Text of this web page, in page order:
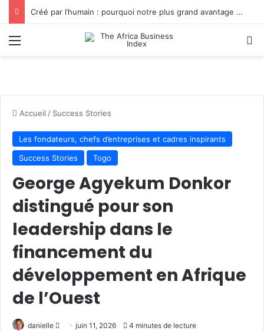
Wangari Maathai : la première africaine à recevoir le prix Nobel de la paix pour son action en faveur de l’environnement
Menu
Accueil / Success Stories
Les fondateurs, chefs d’entreprises et cadres inspirants
Success Stories
Togo
George Agyekum Donkor
distingué pour son
leadership dans le
financement du
développement en Afrique
de l’Ouest
danielle
Envoyerjuin 11, 2026 4 minutes de lecture